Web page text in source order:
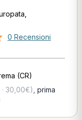
0 Recensioni
(CR)
· 30,00€) prima